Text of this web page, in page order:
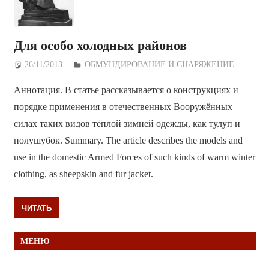
Для особо холодных районов
26/11/2013 Дежурный по Редакции
ОБМУНДИРОВАНИЕ И СНАРЯЖЕНИЕ
Аннотация. В статье рассказывается о конструкциях и
порядке применения в отечественных Вооружённых
силах таких видов тёплой зимней одежды, как тулуп и
полушубок. Summary. The article describes the models and
use in the domestic Armed Forces of such kinds of warm winter
clothing, as sheepskin and fur jacket.
ЧИТАТЬ
МЕНЮ